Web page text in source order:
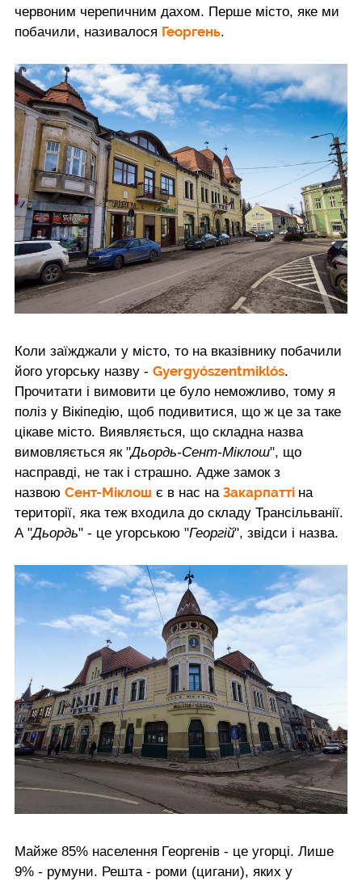
червоним черепичним дахом. Перше місто, яке ми
побачили, називалося Георгень.
Коли заїжджали у місто, то на вказівнику побачили
його угорську назву - Gyergyószentmiklós.
Прочитати і вимовити це було неможливо, тому я
поліз у Вікіпедію, щоб подивитися, що ж це за таке
цікаве місто. Виявляється, що складна назва
вимовляється як "Дьордь-Сент-Міклош", що
насправді, не так і страшно. Адже замок з
назвою Сент-Міклош є в нас на Закарпатті на
території, яка теж входила до складу Трансільванії.
А "Дьордь" - це угорською "Георгій", звідси і назва.
Майже 85% населення Георгенів - це угорці. Лише
9% - румуни. Решта - роми (цигани), яких у